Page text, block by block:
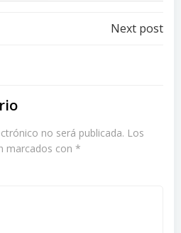
Next post
no será publicada. Los
marcados con *